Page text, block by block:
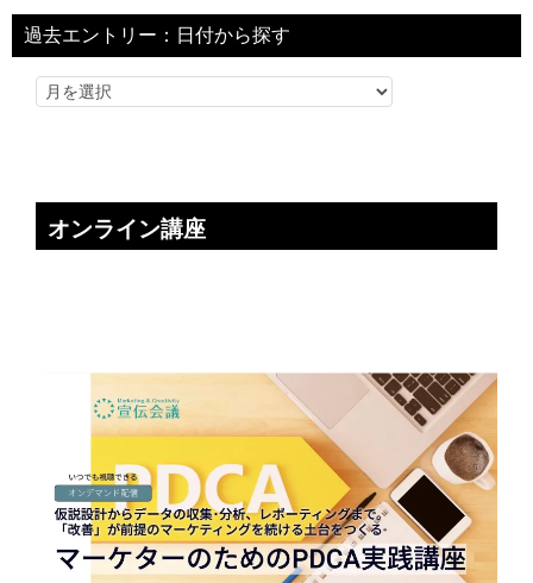
過去エントリー：日付から探す
オンライン講座